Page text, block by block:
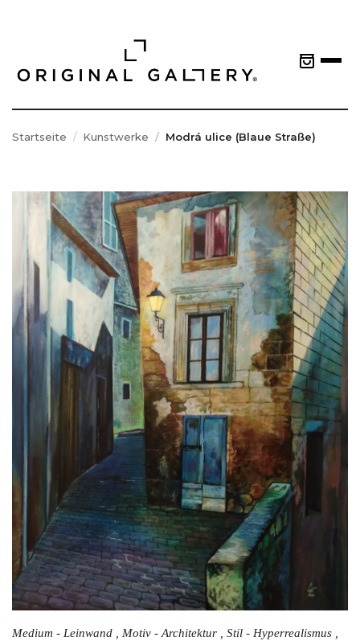
Startseite Kunstwerke Modrá ulice (Blaue Straße)
Medium - Leinwand , Motiv - Architektur , Stil - Hyperrealismus ,